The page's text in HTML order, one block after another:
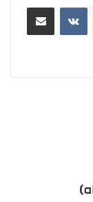
‫رددیت ‫VKontakteاشتراک گذاری از طریق ایمیل